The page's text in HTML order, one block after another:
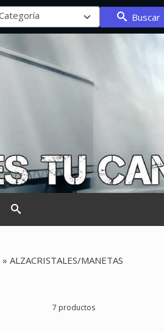
Buscar
» ALZACRISTALES/MANETAS
7 productos